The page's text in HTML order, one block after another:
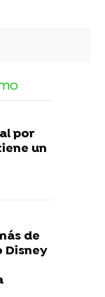
por
un
de
Disney